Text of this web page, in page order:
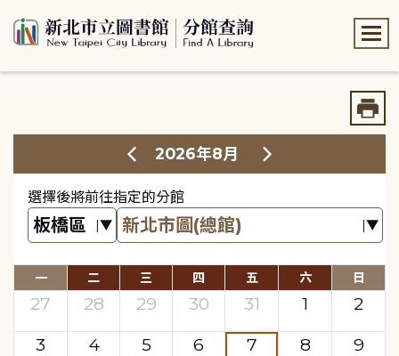
2026年8月
選擇後將前往指定的分館
一 二 三 四 五 六 日
27 28 29 30 31 1
2
3
4 5 6 7 8
9